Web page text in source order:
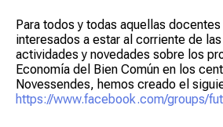
Para todos y todas aquellas
interesados a estar al corriente de
actividades y novedades sobre los
Economía del Bien Común en los
Novessendes, hemos creado el
https://www.facebook.com/groups/